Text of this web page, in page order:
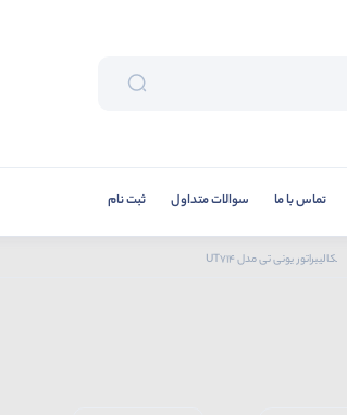
تماس با ما سوالات متداول ثبت نام
کالیبراتور یونی تی مدل UT714